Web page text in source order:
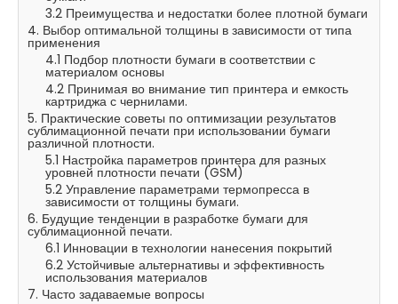
3.2 Преимущества и недостатки более плотной бумаги
4. Выбор оптимальной толщины в зависимости от типа
применения
4.1 Подбор плотности бумаги в соответствии с
материалом основы
4.2 Принимая во внимание тип принтера и емкость
картриджа с чернилами.
5. Практические советы по оптимизации результатов
сублимационной печати при использовании бумаги
различной плотности.
5.1 Настройка параметров принтера для разных
уровней плотности печати (GSM)
5.2 Управление параметрами термопресса в
зависимости от толщины бумаги.
6. Будущие тенденции в разработке бумаги для
сублимационной печати.
6.1 Инновации в технологии нанесения покрытий
6.2 Устойчивые альтернативы и эффективность
использования материалов
7. Часто задаваемые вопросы